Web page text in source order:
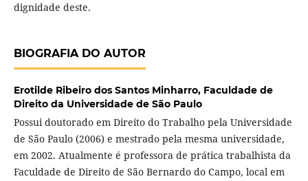
dignidade deste.
BIOGRAFIA DO AUTOR
Erotilde Ribeiro dos Santos Minharro, Faculdade de
Direito da Universidade de São Paulo
Possui doutorado em Direito do Trabalho pela Universidade
de São Paulo (2006) e mestrado pela mesma universidade,
em 2002. Atualmente é professora de prática trabalhista da
Faculdade de Direito de São Bernardo do Campo, local em